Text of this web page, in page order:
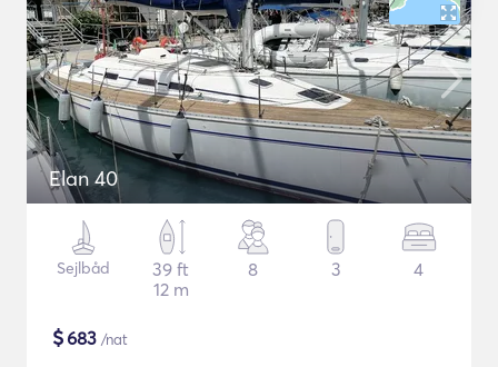
Elan 40
Sejlbåd
39 ft
12 m
8 3 4
$683 /nat